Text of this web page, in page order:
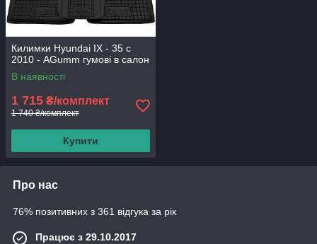
Килимки Hyundai IX - 35 с
2010 - AGumm гумові в салон
В наявності
1 715 ₴/комплект
1 740 ₴/комплект
Купити
Про нас
76% позитивних з 361 відгука за рік
Працює з 29.10.2017